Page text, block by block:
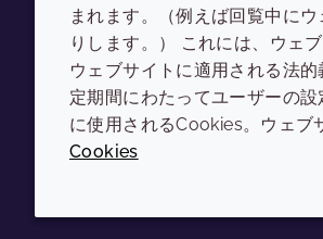
まれます。（例えば回覧中に
りします。） これには、ウェ
ウェブサイトに適用される法
定期間にわたってユーザーの
に使用されるCookies。ウェブ
Cookies